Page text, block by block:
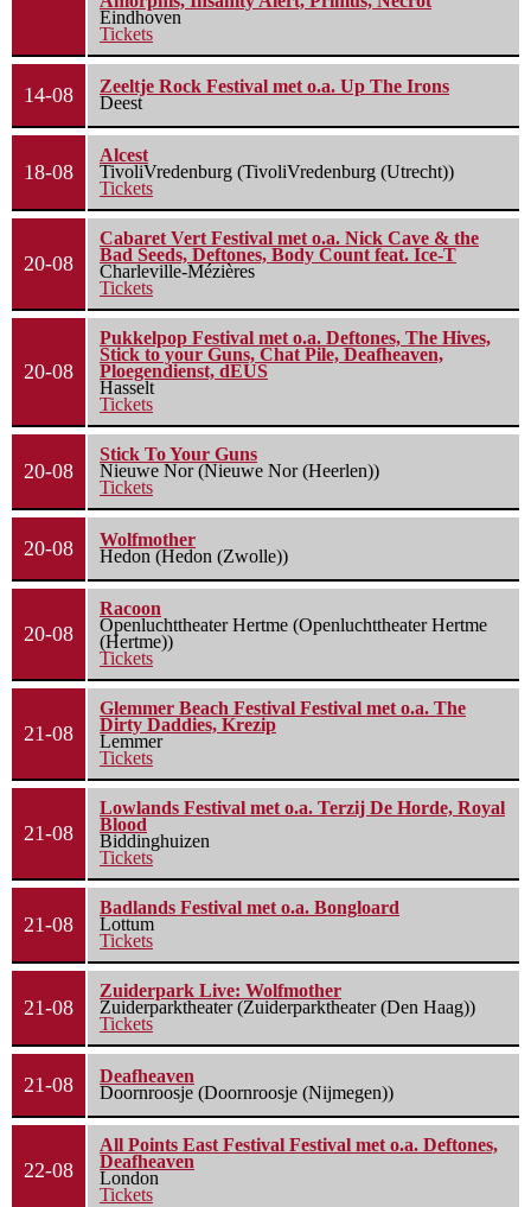
Eindhoven
Tickets
14-08
Zeeltje Rock Festival met o.a. Up The Irons
Deest
18-08
Alcest
TivoliVredenburg (TivoliVredenburg (Utrecht))
Tickets
20-08
Cabaret Vert Festival met o.a. Nick Cave & the
Bad Seeds, Deftones, Body Count feat. Ice-T
Charleville-Mézières
Tickets
20-08
Pukkelpop Festival met o.a. Deftones, The Hives,
Stick to your Guns, Chat Pile, Deafheaven,
Ploegendienst, dEUS
Hasselt
Tickets
20-08
Stick To Your Guns
Nieuwe Nor (Nieuwe Nor (Heerlen))
Tickets
20-08
Wolfmother
Hedon (Hedon (Zwolle))
20-08
Racoon
Openluchttheater Hertme (Openluchttheater Hertme
(Hertme))
Tickets
21-08
Glemmer Beach Festival Festival met o.a. The
Dirty Daddies, Krezip
Lemmer
Tickets
21-08
Lowlands Festival met o.a. Terzij De Horde, Royal
Blood
Biddinghuizen
Tickets
21-08
Badlands Festival met o.a. Bongloard
Lottum
Tickets
21-08
Zuiderpark Live: Wolfmother
Zuiderparktheater (Zuiderparktheater (Den Haag))
Tickets
21-08
Deafheaven
Doornroosje (Doornroosje (Nijmegen))
22-08
All Points East Festival Festival met o.a. Deftones,
Deafheaven
London
Tickets